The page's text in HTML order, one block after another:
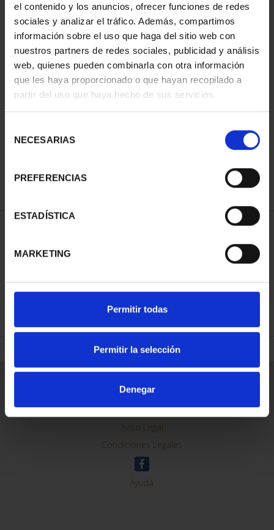
el contenido y los anuncios, ofrecer funciones de redes
sociales y analizar el tráfico. Además, compartimos
información sobre el uso que haga del sitio web con
nuestros partners de redes sociales, publicidad y análisis
web, quienes pueden combinarla con otra información
que les haya proporcionado o que hayan recopilado a
partir del uso que haya hecho de sus servicios.
NECESARIAS
PREFERENCIAS
ESTADÍSTICA
MARKETING
Permitir todas
Permitir la selección
Denegar
140,00 €
REFINAR
Contacto
Preguntas Frequentes (FAQs)
Aviso Legal
Condiciones Legales
Ayuda